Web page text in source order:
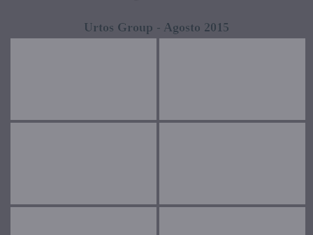
Urtos Group - Agosto 2015